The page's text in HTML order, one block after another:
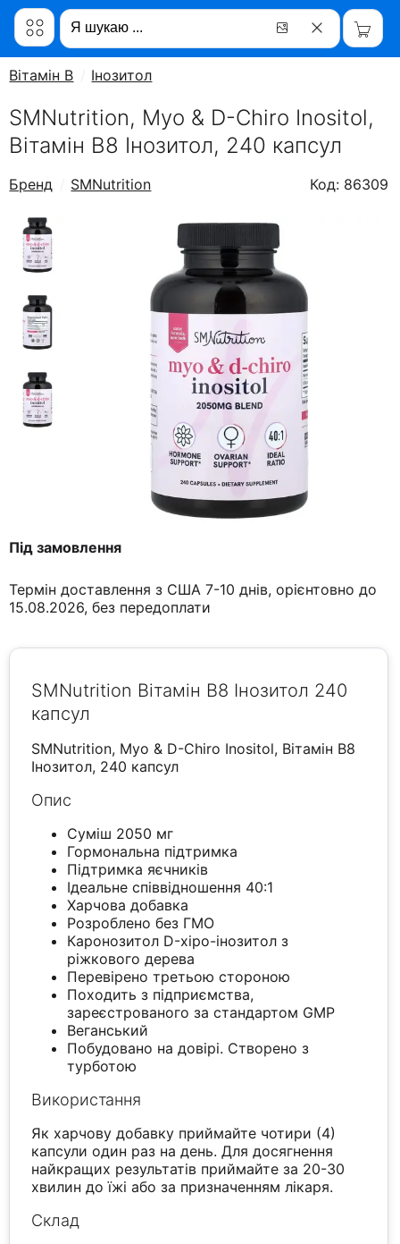
Вітамін B Інозитол
SMNutrition, Myo & D-Chiro Inositol,
Вітамін B8 Інозитол, 240 капсул
Бренд SMNutrition Код: 86309
Під замовлення
Термін доставлення з США 7-10 днів, орієнтовно до
15.08.2026, без передоплати
SMNutrition Вітамін B8 Інозитол 240
капсул
SMNutrition, Myo & D-Chiro Inositol, Вітамін B8
Інозитол, 240 капсул
Опис
Суміш 2050 мг
Гормональна підтримка
Підтримка яєчників
Ідеальне співвідношення 40:1
Харчова добавка
Розроблено без ГМО
Каронозитол D-хіро-інозитол з
ріжкового дерева
Перевірено третьою стороною
Походить з підприємства,
зареєстрованого за стандартом GMP
Веганський
Побудовано на довірі. Створено з
турботою
Використання
Як харчову добавку приймайте чотири (4)
капсули один раз на день. Для досягнення
найкращих результатів приймайте за 20-30
хвилин до їжі або за призначенням лікаря.
Склад